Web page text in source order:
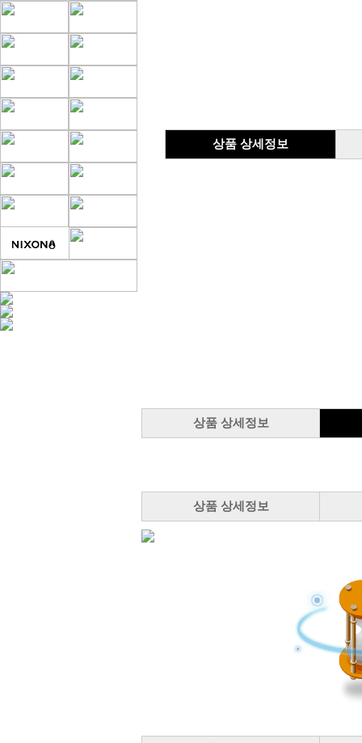
상품 상세정보
상품 상세정보
상품 상세정보